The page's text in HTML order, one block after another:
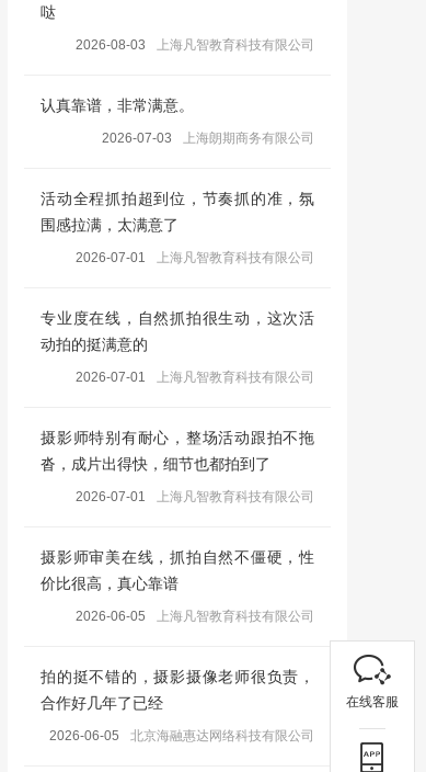
哒
2026-08-03 上海凡智教育科技有限公司
认真靠谱，非常满意。
2026-07-03 上海朗期商务有限公司
活动全程抓拍超到位，节奏抓的准，氛
围感拉满，太满意了
2026-07-01 上海凡智教育科技有限公司
专业度在线，自然抓拍很生动，这次活
动拍的挺满意的
2026-07-01 上海凡智教育科技有限公司
摄影师特别有耐心，整场活动跟拍不拖
沓，成片出得快，细节也都拍到了
2026-07-01 上海凡智教育科技有限公司
摄影师审美在线，抓拍自然不僵硬，性
价比很高，真心靠谱
2026-06-05 上海凡智教育科技有限公司
拍的挺不错的，摄影摄像老师很负责，
合作好几年了已经
2026-06-05 北京海融惠达网络科技有限公司
在线客服